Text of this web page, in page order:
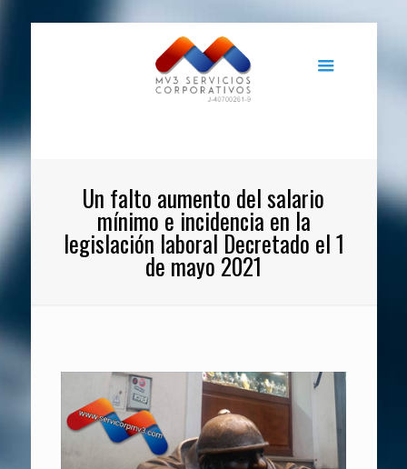
Un falto aumento del salario
mínimo e incidencia en la
legislación laboral Decretado el 1
de mayo 2021